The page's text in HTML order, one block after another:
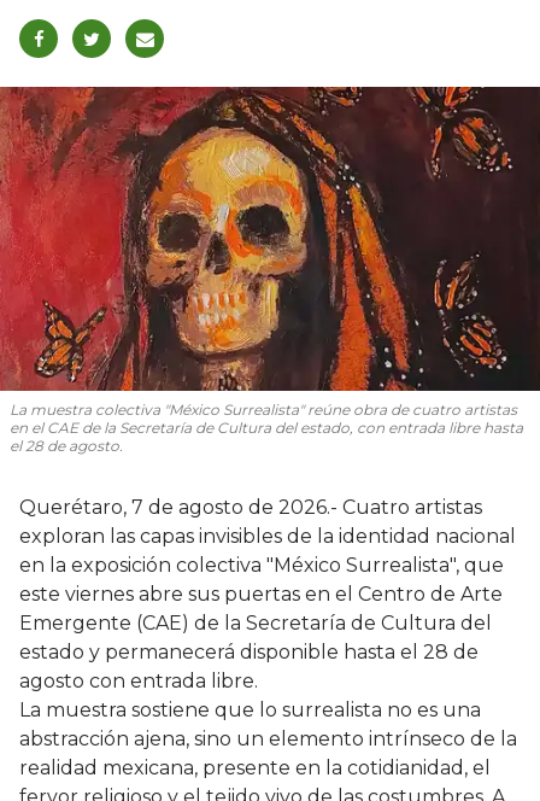
La muestra colectiva "México Surrealista" reúne obra de cuatro artistas
en el CAE de la Secretaría de Cultura del estado, con entrada libre hasta
el 28 de agosto.
Querétaro, 7 de agosto de 2026.- Cuatro artistas
exploran las capas invisibles de la identidad nacional
en la exposición colectiva "México Surrealista", que
este viernes abre sus puertas en el Centro de Arte
Emergente (CAE) de la Secretaría de Cultura del
estado y permanecerá disponible hasta el 28 de
agosto con entrada libre.
La muestra sostiene que lo surrealista no es una
abstracción ajena, sino un elemento intrínseco de la
realidad mexicana, presente en la cotidianidad, el